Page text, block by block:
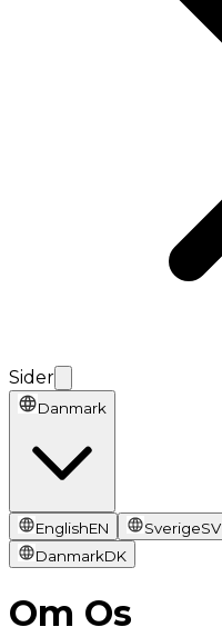
Sider
Danmark
EnglishEN SverigeSV
DanmarkDK
Om Os